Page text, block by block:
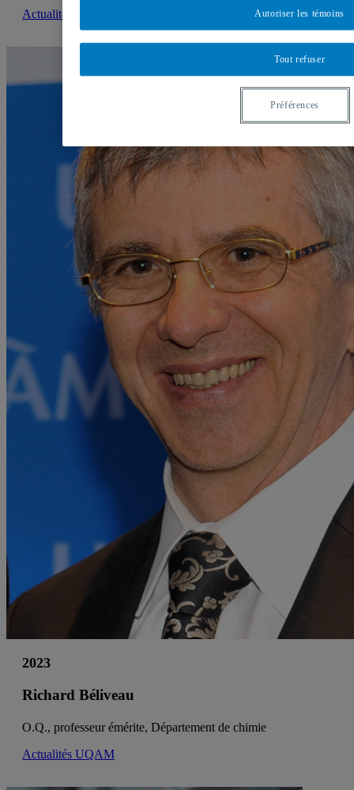
Actualités UQAM
2023
Richard Béliveau
O.Q., professeur émérite, Département de chimie
Actualités UQAM
Tout refuser
Autoriser les témoins
Préférences